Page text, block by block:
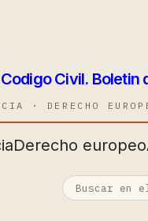
Codigo Civil. Boletin
· DERECHO
Derecho europeo